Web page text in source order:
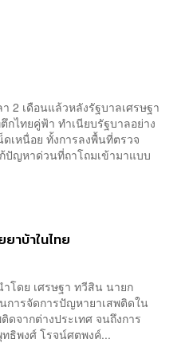
2 เดือนแล้วหลังรัฐบาลเศรษฐา
ไทยคู่ฟ้า ทำเนียบรัฐบาลอย่าง
เหนื่อย ทั้งการลงพื้นที่ตรวจ
ปัญหาด่วนที่ถาโถมเข้ามาแบบ
าบ้าในไทย
ำโดย เศรษฐา ทวีสิน นายก
การจัดการปัญหายาเสพติดใน
ดจากต่างประเทศ จนถึงการ
ธิพงศ์ โรจน์ศตพงค์...